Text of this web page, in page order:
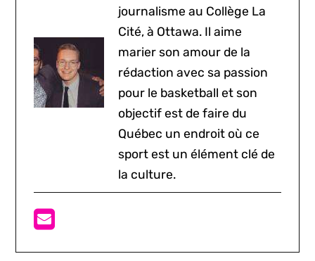
journalisme au Collège La
Cité, à Ottawa. Il aime
marier son amour de la
rédaction avec sa passion
pour le basketball et son
objectif est de faire du
Québec un endroit où ce
sport est un élément clé de
la culture.